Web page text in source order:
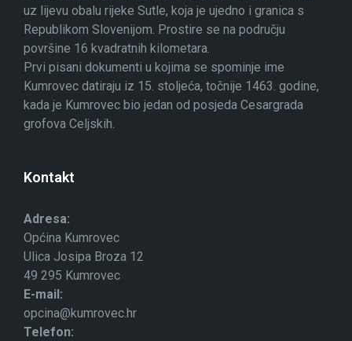
uz lijevu obalu rijeke Sutle, koja je ujedno i granica s
Republikom Slovenijom. Prostire se na području
površine 16 kvadratnih kilometara.
Prvi pisani dokumenti u kojima se spominje ime
Kumrovec datiraju iz 15. stoljeća, točnije 1463. godine,
kada je Kumrovec bio jedan od posjeda Cesargrada
grofova Celjskih.
Kontakt
Adresa:
Općina Kumrovec
Ulica Josipa Broza 12
49 295 Kumrovec
E-mail:
opcina@kumrovec.hr
Telefon: